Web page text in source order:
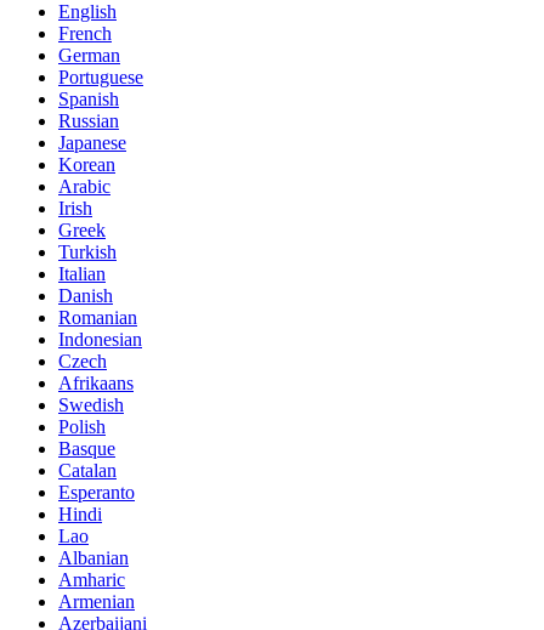
English
French
German
Portuguese
Spanish
Russian
Japanese
Korean
Arabic
Irish
Greek
Turkish
Italian
Danish
Romanian
Indonesian
Czech
Afrikaans
Swedish
Polish
Basque
Catalan
Esperanto
Hindi
Lao
Albanian
Amharic
Armenian
Azerbaijani